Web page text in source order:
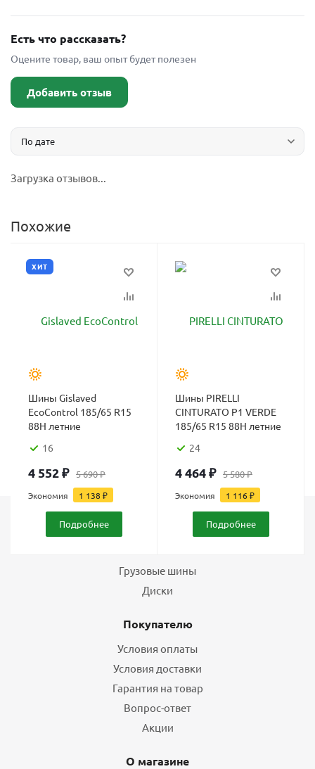
Есть что рассказать?
Оцените товар, ваш опыт будет полезен
Добавить отзыв
Загрузка отзывов...
Похожие
ХИТ
Шины Gislaved
EcoControl 185/65 R15
88H летние
16
4 552₽ 5 690₽
Экономия 1 138 ₽
Подробнее
Шины PIRELLI
CINTURATO P1 VERDE
185/65 R15 88H летние
24
4 464₽ 5 580₽
Экономия 1 116₽
Подробнее
Грузовые шины
Диски
Покупателю
Условия оплаты
Условия доставки
Гарантия на товар
Вопрос-ответ
Акции
О магазине